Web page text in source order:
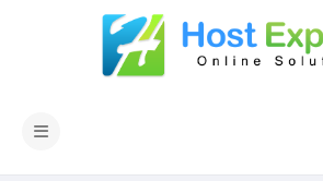
Attiva Navigazione